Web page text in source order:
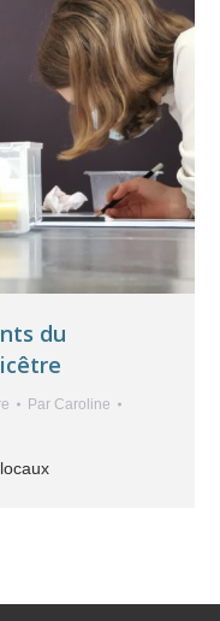
du
Par Caroline